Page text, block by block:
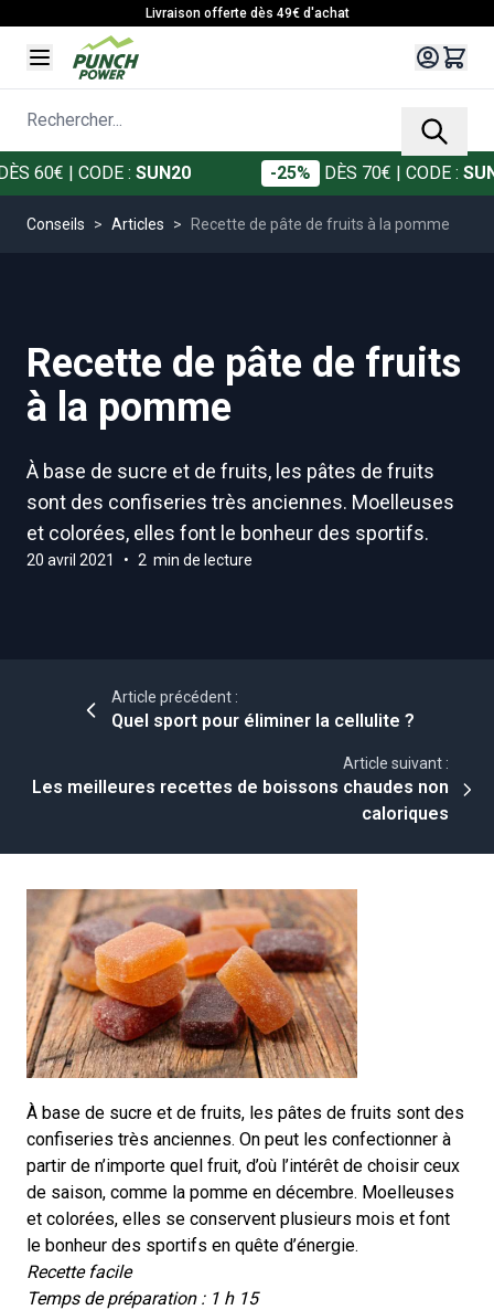
Livraison offerte dès 49€ d'achat
Rechercher...
60€| CODE :SUN20 -25% DÈS 70€| CODE :
Conseils > Articles > Recette de pâte de fruits à la pomme
Recette de pâte de fruits
à la pomme
À base de sucre et de fruits, les pâtes de fruits
sont des confiseries très anciennes. Moelleuses
et colorées, elles font le bonheur des sportifs.
20 avril 2021 • 2 min de lecture
Article précédent :
Quel sport pour éliminer la cellulite ?
Article suivant :
Les meilleures recettes de boissons chaudes non
caloriques
À base de sucre et de fruits, les pâtes de fruits sont des
confiseries très anciennes. On peut les confectionner à
partir de n’importe quel fruit, d’où l’intérêt de choisir ceux
de saison, comme la pomme en décembre. Moelleuses
et colorées, elles se conservent plusieurs mois et font
le bonheur des sportifs en quête d’énergie.
Recette facile
Temps de préparation : 1 h 15